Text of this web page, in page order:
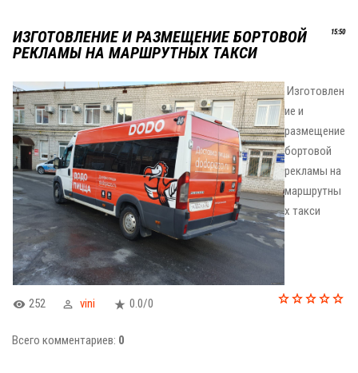
15:50
ИЗГОТОВЛЕНИЕ И РАЗМЕЩЕНИЕ БОРТОВОЙ
РЕКЛАМЫ НА МАРШРУТНЫХ ТАКСИ
Изготовлен
ие и
размещение
бортовой
рекламы на
маршрутны
х такси
252 vini 0.0/0
Всего комментариев: 0